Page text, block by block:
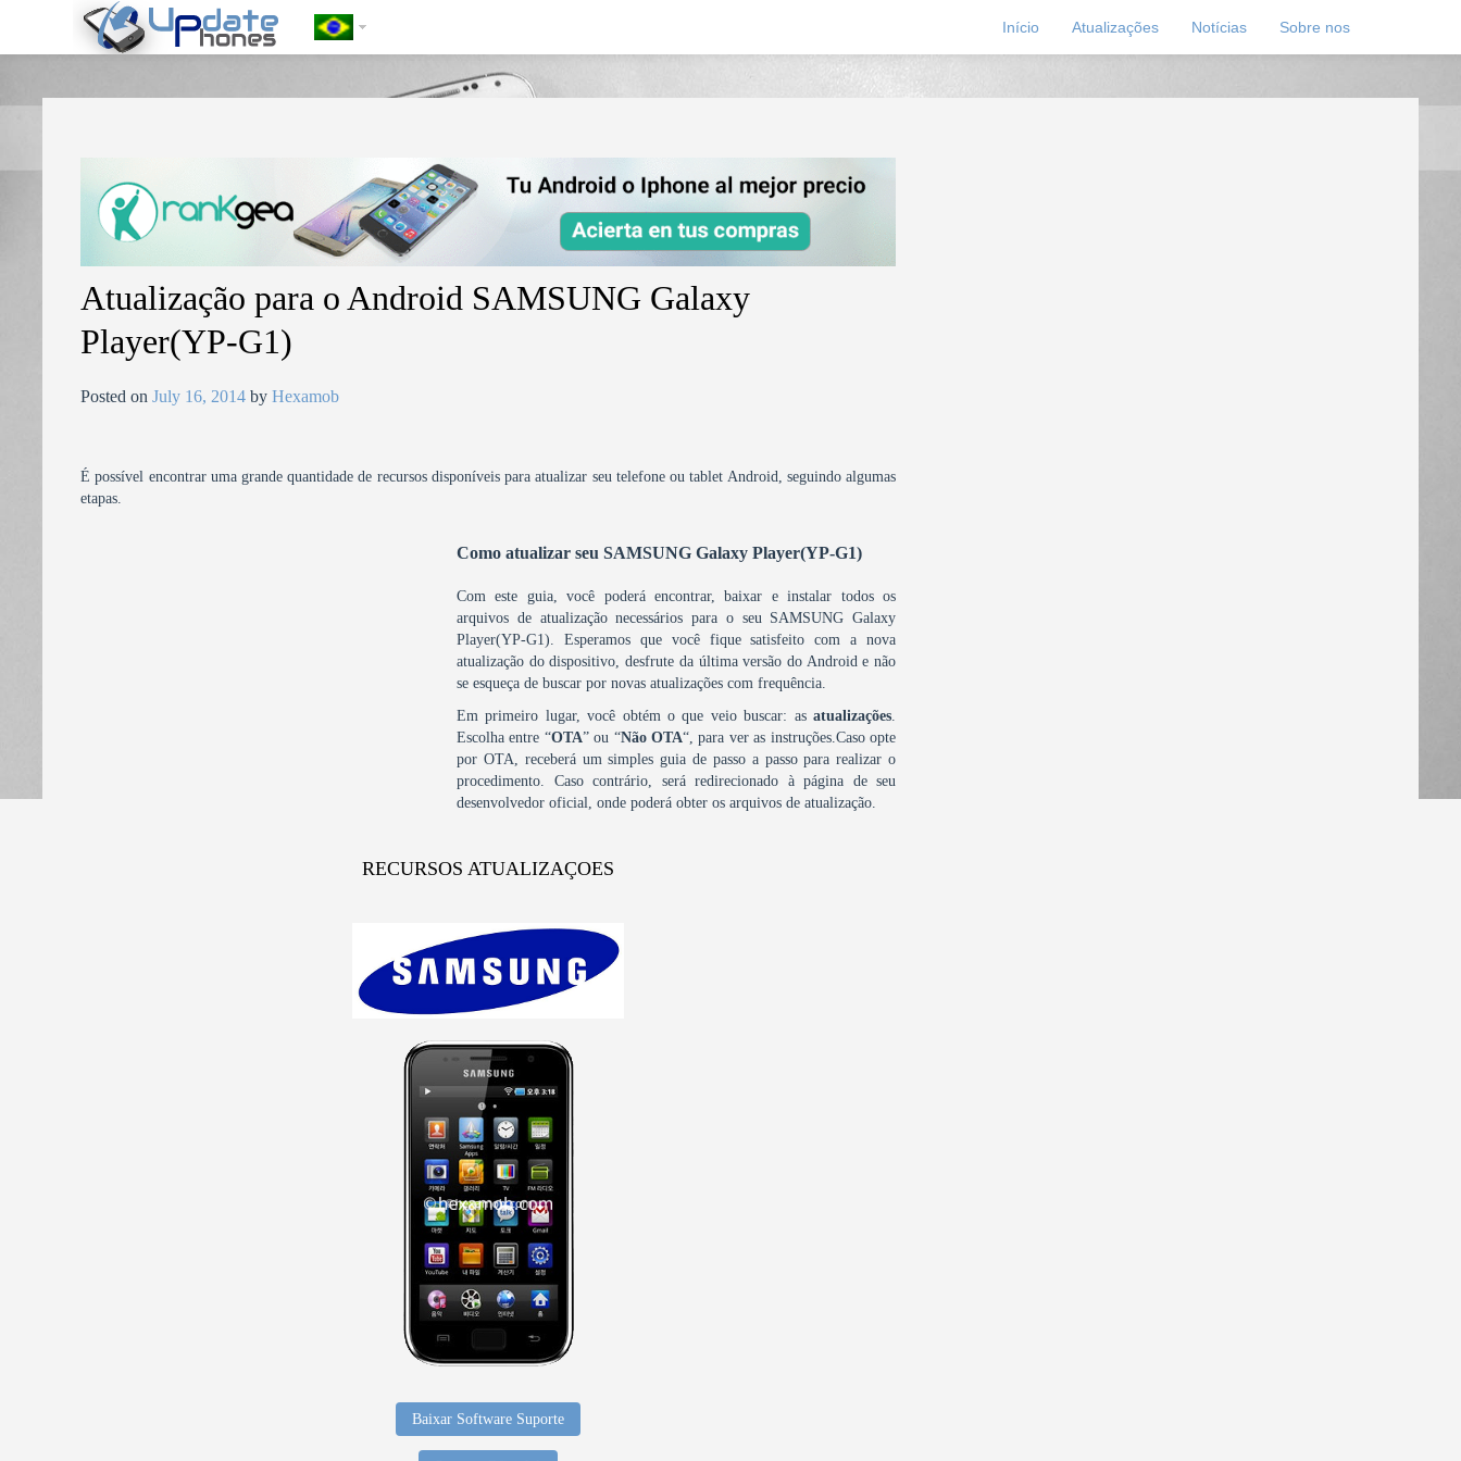
https://update-phones.com/pt-br/atualizacao-para-o-android-samsung-galaxy-playeryp-g1/
Início Atualizações Notícias Sobre nos
Atualização para o Android SAMSUNG Galaxy
Player(YP-G1)
Posted onJuly 16, 2014 byHexamob
É possível encontrar uma grande quantidade de recursos disponíveis para atualizar seu telefone ou tablet Android, seguindo algumas
etapas.
Como atualizar seu SAMSUNG Galaxy Player(YP-G1)
Com este guia, você poderá encontrar, baixar e instalar todos os
arquivos de atualização necessários para o seu SAMSUNG Galaxy
Player(YP-G1). Esperamos que você fique satisfeito com a nova
atualização do dispositivo, desfrute da última versão do Android e não
se esqueça de buscar por novas atualizações com frequência.
Em primeiro lugar, você obtém o que veio buscar: asatualizações.
Escolha entre “OTA” ou “Não OTA“, para ver as instruções.Caso opte
por OTA, receberá um simples guia de passo a passo para realizar o
procedimento. Caso contrário, será redirecionado à página de seu
desenvolvedor oficial, onde poderá obter os arquivos de atualização.
RECURSOS ATUALIZAÇOES
Baixar Software Suporte